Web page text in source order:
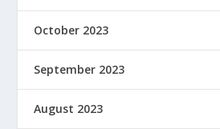
October 2023
September 2023
August 2023